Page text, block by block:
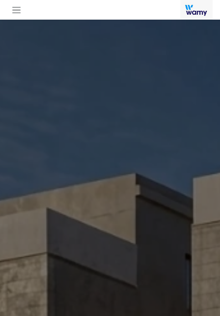
تخطي للذهاب إلى المحتوى